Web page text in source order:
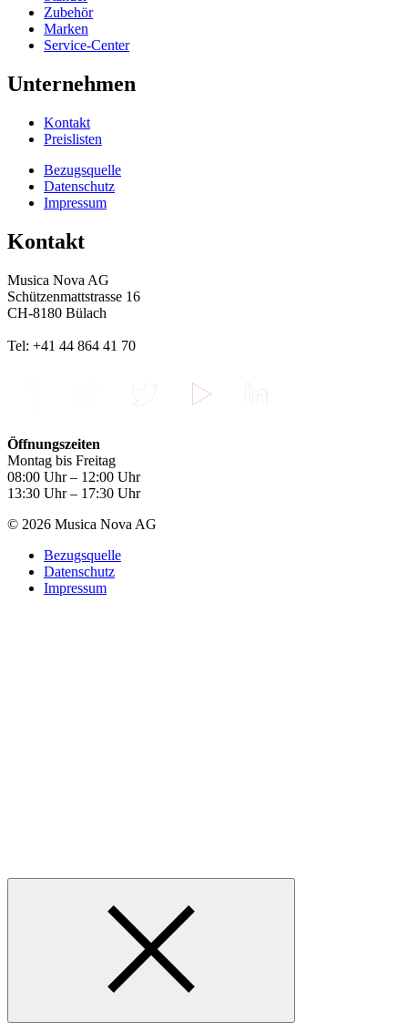
Zubehör
Marken
Service-Center
Unternehmen
Kontakt
Preislisten
Bezugsquelle
Datenschutz
Impressum
Kontakt
Musica Nova AG
Schützenmattstrasse 16
CH-8180 Bülach
Tel: +41 44 864 41 70
Öffnungszeiten
Montag bis Freitag
08:00 Uhr – 12:00 Uhr
13:30 Uhr – 17:30 Uhr
© 2026 Musica Nova AG
Bezugsquelle
Datenschutz
Impressum